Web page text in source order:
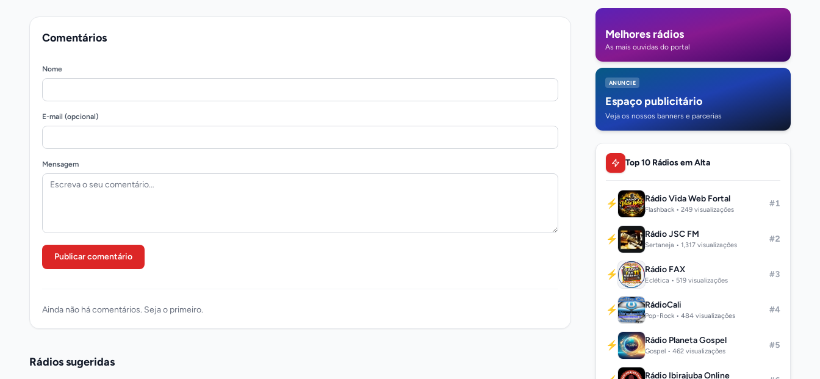
Comentários
Nome
E-mail (opcional)
Mensagem
Publicar comentário
Ainda não há comentários. Seja o primeiro.
Rádios sugeridas
Melhores rádios
As mais ouvidas do portal
ANUNCIE
Espaço publicitário
Veja os nossos banners e parcerias
Top 10 Rádios em Alta
⚡ Rádio Vida Web Fortal
Flashback • 249 visualizações
#1
⚡ Rádio JSC FM
Sertaneja • 1,317 visualizações
#2
⚡ Rádio FAX
Eclética • 519 visualizações
#3
⚡ RádioCali
Pop-Rock • 484 visualizações
#4
⚡ Rádio Planeta Gospel
Gospel • 462 visualizações
#5
Rádio Ibirajuba Online